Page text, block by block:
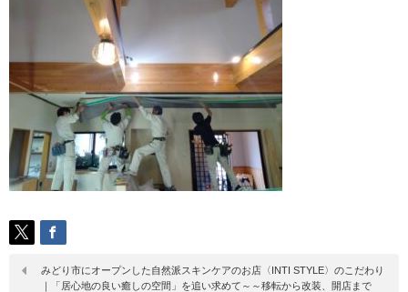
みどり市にオープンした自然派スキンケアのお店〈INTI STYLE〉のこだわり
｜「居心地の良い癒しの空間」を追い求めて～～移転から改装、開店まで